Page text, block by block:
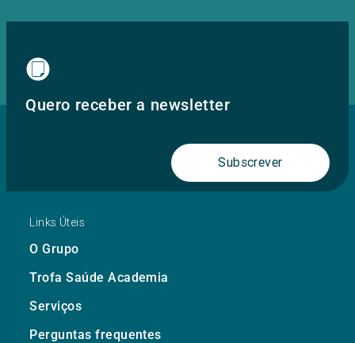
Quero receber a newsletter
Subscrever
Links Úteis
O Grupo
Trofa Saúde Academia
Serviços
Perguntas frequentes